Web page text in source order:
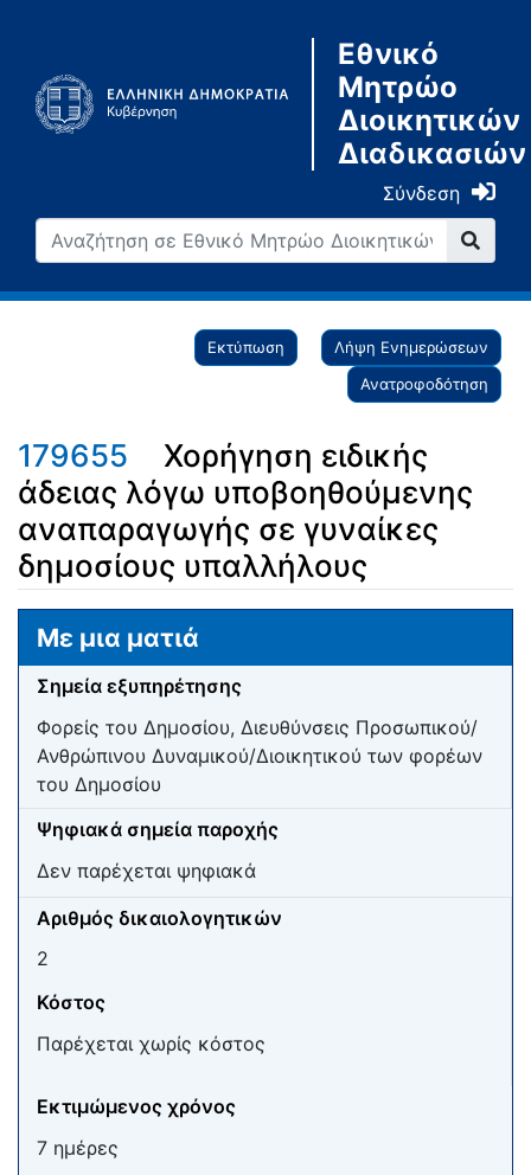
Εθνικό
Μητρώο
Διοικητικών
Διαδικασιών
Σύνδεση
Εκτύπωση
Λήψη Ενημερώσεων
Ανατροφοδότηση
179655
Χορήγηση ειδικής
άδειας λόγω υποβοηθούμενης
αναπαραγωγής σε γυναίκες
δημοσίους υπαλλήλους
Μετάβαση σε: πλοήγηση
Με μια ματιά
Σημεία εξυπηρέτησης
Φορείς του Δημοσίου, Διευθύνσεις Προσωπικού/
Ανθρώπινου Δυναμικού/Διοικητικού των φορέων
του Δημοσίου
Ψηφιακά σημεία παροχής
Δεν παρέχεται ψηφιακά
Αριθμός δικαιολογητικών
2
Κόστος
Παρέχεται χωρίς κόστος
Εκτιμώμενος χρόνος
7 ημέρες